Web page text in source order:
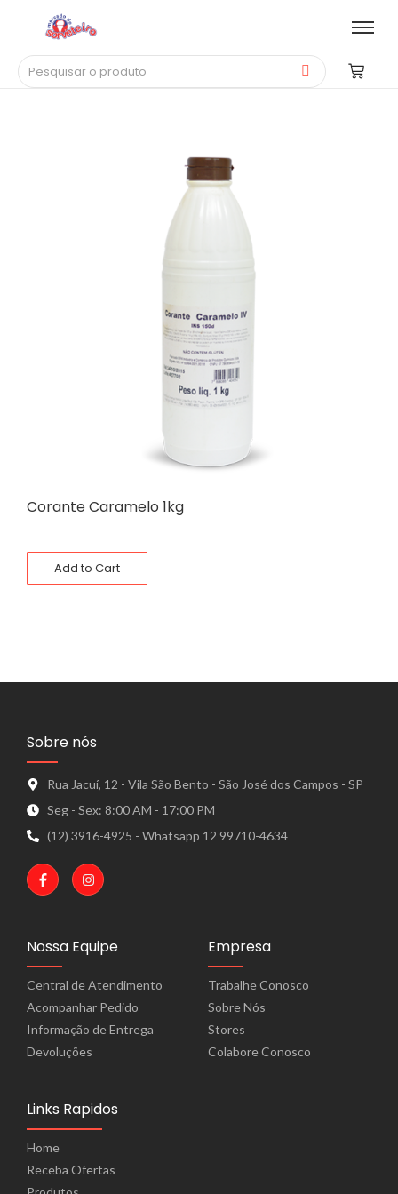
Corante Caramelo 1kg
Add to Cart
Sobre nós
Rua Jacuí, 12 - Vila São Bento - São José dos Campos - SP
Seg - Sex: 8:00 AM - 17:00 PM
(12) 3916-4925 - Whatsapp 12 99710-4634
Nossa Equipe
Central de Atendimento
Acompanhar Pedido
Informação de Entrega
Devoluções
Empresa
Trabalhe Conosco
Sobre Nós
Stores
Colabore Conosco
Links Rapidos
Home
Receba Ofertas